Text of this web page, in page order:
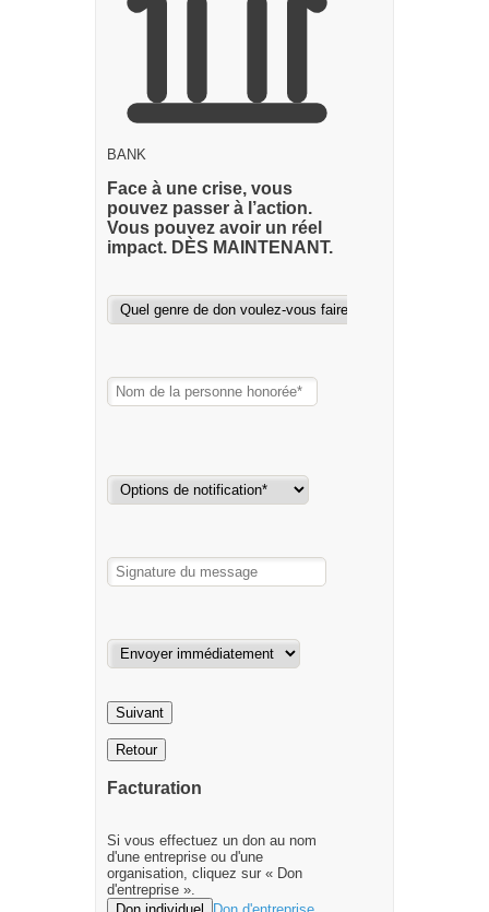
BANK
Face à une crise, vous
pouvez passer à l’action.
Vous pouvez avoir un réel
impact. DÈS MAINTENANT.
Suivant
Retour
Facturation
Si vous effectuez un don au nom
d'une entreprise ou d'une
organisation, cliquez sur « Don
d'entreprise ».